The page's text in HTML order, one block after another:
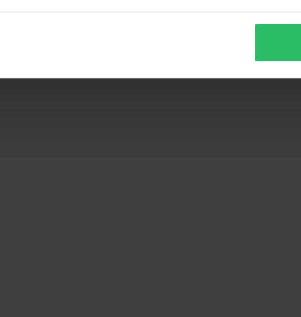
tarjoaa kypäriä, kenkiä,
25,99 € -34%
Crossihanskat 100% Brisker